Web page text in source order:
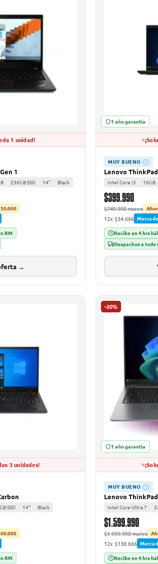
1 unidad!
1
256GB SSD 14" Black
RM
→
1 año garantía
MUY BUENO ?
Lenovo ThinkPad
Intel Core i5 16GB
$399.990
$749.990 nuevo
12x $34.666
Recibe en 4 hrs
Despachos a todo
3 unidades!
SSD 14" Black
RM
-20%
1 año garantía
MUY BUENO ?
Lenovo ThinkPad
Intel Core Ultra 7
$1.599.990
$1.999.990 nuevo
12x $138.666
Recibe en 4 hrs